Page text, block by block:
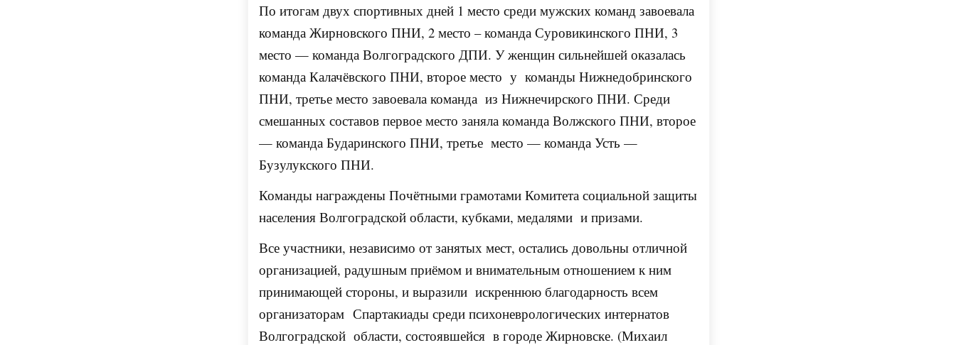
По итогам двух спортивных дней 1 место среди мужских команд завоевала
команда Жирновского ПНИ, 2 место – команда Суровикинского ПНИ, 3
место — команда Волгоградского ДПИ. У женщин сильнейшей оказалась
команда Калачёвского ПНИ, второе место у команды Нижнедобринского
ПНИ, третье место завоевала команда из Нижнечирского ПНИ. Среди
смешанных составов первое место заняла команда Волжского ПНИ, второе
— команда Бударинского ПНИ, третье место — команда Усть —
Бузулукского ПНИ.
Команды награждены Почётными грамотами Комитета социальной защиты
населения Волгоградской области, кубками, медалями и призами.
Все участники, независимо от занятых мест, остались довольны отличной
организацией, радушным приёмом и внимательным отношением к ним
принимающей стороны, и выразили искреннюю благодарность всем
организаторам Спартакиады среди психоневрологических интернатов
Волгоградской области, состоявшейся в городе Жирновске. (Михаил